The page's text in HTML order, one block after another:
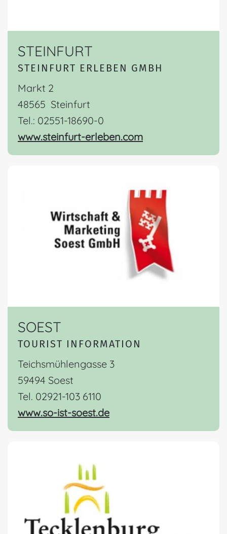
STEINFURT
STEINFURT ERLEBEN GMBH
Markt 2
48565 Steinfurt
Tel.: 02551-18690-0
www.steinfurt-erleben.com
SOEST
TOURIST INFORMATION
Teichsmühlengasse 3
59494 Soest
Tel. 02921-103 6110
www.so-ist-soest.de